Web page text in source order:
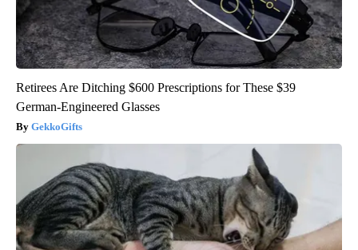
Retirees Are Ditching $600 Prescriptions for These $39
German-Engineered Glasses
GekkoGifts